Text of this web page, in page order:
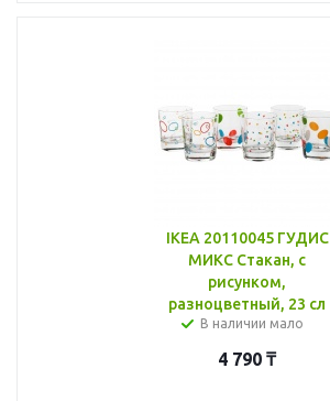
IKEA 20110045 ГУДИС
МИКС Стакан, с
рисунком,
разноцветный, 23 сл
В наличии мало
4 790 ₸